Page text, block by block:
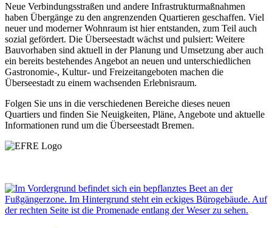
Neue Verbindungsstraßen und andere Infrastrukturmaßnahmen
haben Übergänge zu den angrenzenden Quartieren geschaffen. Viel
neuer und moderner Wohnraum ist hier entstanden, zum Teil auch
sozial gefördert. Die Überseestadt wächst und pulsiert: Weitere
Bauvorhaben sind aktuell in der Planung und Umsetzung aber auch
ein bereits bestehendes Angebot an neuen und unterschiedlichen
Gastronomie-, Kultur- und Freizeitangeboten machen die
Überseestadt zu einem wachsenden Erlebnisraum.
Folgen Sie uns in die verschiedenen Bereiche dieses neuen
Quartiers und finden Sie Neuigkeiten, Pläne, Angebote und aktuelle
Informationen rund um die Überseestadt Bremen.